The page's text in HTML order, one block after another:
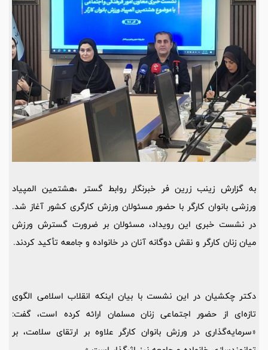
به گزارش زینب زرین فر خبرنگار روابط گستر ،هشتمین المپیاد
ورزشی بانوان کارگر با حضور مسئولان ورزش کارگری کشور آغاز شد.
در نشست خبری این رویداد، مسئولان بر ضرورت گسترش ورزش
میان زنان کارگر و نقش دوگانه آنان در خانواده و جامعه تأکید کردند.
دکتر چکشیان در این نشست با بیان اینکه انقلاب اسلامی الگوی
تازه‌ای از حضور اجتماعی زنان مسلمان ارائه کرده است، گفت:
«سرمایه‌گذاری در ورزش بانوان کارگر علاوه بر ارتقای سلامت، بر